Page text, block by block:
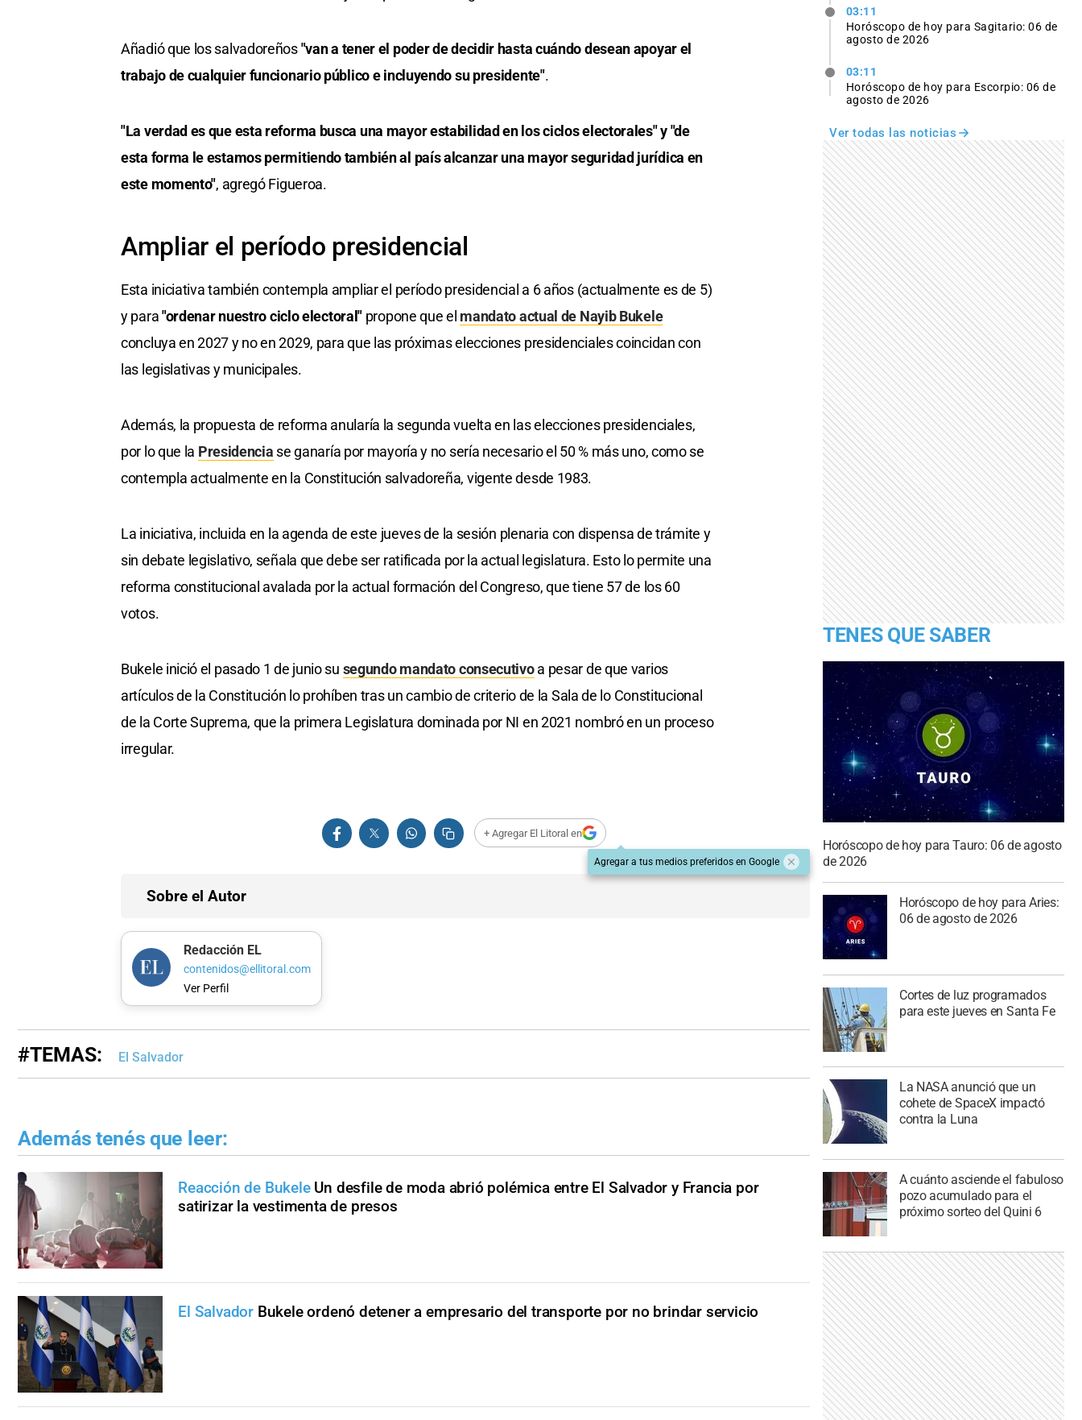
Añadió que los salvadoreños"van a tener el poder de decidir hasta cuándo desean apoyar el
trabajo de cualquier funcionario público e incluyendo su presidente".
"La verdad es que esta reforma busca una mayor estabilidad en los ciclos electorales" y "de
esta forma le estamos permitiendo también al país alcanzar una mayor seguridad jurídica en
este momento", agregó Figueroa.
Ampliar el período presidencial
Esta iniciativa también contempla ampliar el período presidencial a 6 años (actualmente es de 5)
y para"ordenar nuestro ciclo electoral" propone que el mandato actual de Nayib Bukele
concluya en 2027 y no en 2029, para que las próximas elecciones presidenciales coincidan con
las legislativas y municipales.
Además, la propuesta de reforma anularía la segunda vuelta en las elecciones presidenciales,
por lo que la Presidencia se ganaría por mayoría y no sería necesario el 50 % más uno, como se
contempla actualmente en la Constitución salvadoreña, vigente desde 1983.
La iniciativa, incluida en la agenda de este jueves de la sesión plenaria con dispensa de trámite y
sin debate legislativo, señala que debe ser ratificada por la actual legislatura. Esto lo permite una
reforma constitucional avalada por la actual formación del Congreso, que tiene 57 de los 60
votos.
Bukele inició el pasado 1 de junio su segundo mandato consecutivoa pesar de que varios
artículos de la Constitución lo prohíben tras un cambio de criterio de la Sala de lo Constitucional
de la Corte Suprema, que la primera Legislatura dominada por NI en 2021 nombró en un proceso
irregular.
+ Agregar El Litoral en
Agregar a tus medios preferidos en Google
Sobre el Autor
Redacción EL
contenidos@ellitoral.com
Ver Perfil
#TEMAS: El Salvador
Además tenés que leer:
Reacción de Bukele Un desfile de moda abrió polémica entre El Salvador y Francia por
satirizar la vestimenta de presos
El Salvador Bukele ordenó detener a empresario del transporte por no brindar servicio
03:11
Horóscopo de hoy para Sagitario: 06 de
agosto de 2026
03:11
Horóscopo de hoy para Escorpio: 06 de
agosto de 2026
Ver todas las noticias
TENES QUE SABER
Horóscopo de hoy para Tauro: 06 de agosto
de 2026
Horóscopo de hoy para Aries:
06 de agosto de 2026
Cortes de luz programados
para este jueves en Santa Fe
La NASA anunció que un
cohete de SpaceX impactó
contra la Luna
A cuánto asciende el fabuloso
pozo acumulado para el
próximo sorteo del Quini 6